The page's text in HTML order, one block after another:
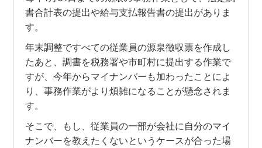
書合計表の提出や給与支払報告書の提出がありま
す。
年末調整ですべての従業員の源泉徴収票を作成し
たあと、調書を税務署や市町村に提出する作業で
すが、今年からマイナンバーも加わったことによ
り、事務作業がより煩雑になることが懸念されま
す。
そこで、もし、従業員の一部が会社に自分のマイ
ナンバーを教えたくないというケースが合った場